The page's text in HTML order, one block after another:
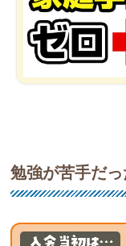
勉強が苦手だ